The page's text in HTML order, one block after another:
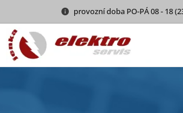
provozní doba PO-PÁ 08 - 18